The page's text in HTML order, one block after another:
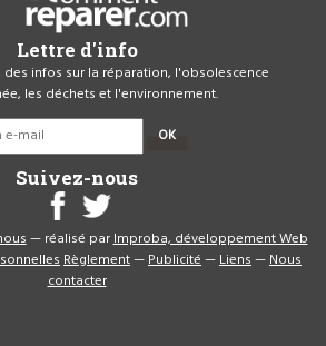
Lettre d'info
des infos sur la réparation, l'obsolescence
les déchets et l'environnement.
OK
Suivez-nous
— réalisé parImproba, développement Web
Règlement—Publicité—Liens—Nous
contacter